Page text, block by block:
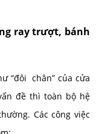
ray trượt, bánh
“đôi chân” của cửa
đề thì toàn bộ hệ
Các công việc